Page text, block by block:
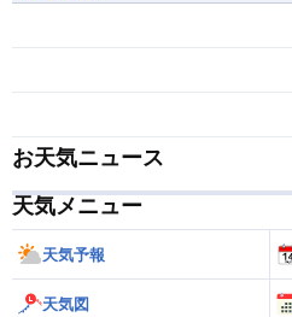
お天気ニュース
天気メニュー
天気予報
天気図